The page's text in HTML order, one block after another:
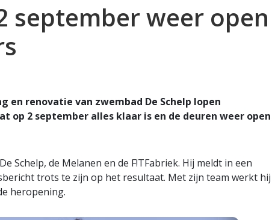
september weer open
en renovatie van zwembad De Schelp lopen
op 2 september alles klaar is en de deuren weer open
Schelp, de Melanen en de F!TFabriek. Hij meldt in een
trots te zijn op het resultaat. Met zijn team werkt hij
heropening.